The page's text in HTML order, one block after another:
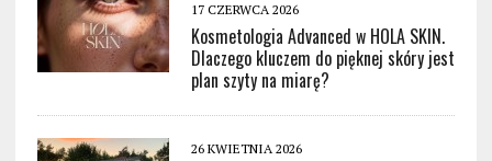
17 CZERWCA 2026
Kosmetologia Advanced w HOLA SKIN.
Dlaczego kluczem do pięknej skóry jest
plan szyty na miarę?
26 KWIETNIA 2026